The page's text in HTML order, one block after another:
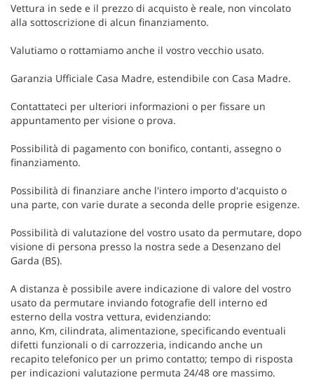
Vettura in sede e il prezzo di acquisto è reale, non vincolato
alla sottoscrizione di alcun finanziamento.
Valutiamo o rottamiamo anche il vostro vecchio usato.
Garanzia Ufficiale Casa Madre, estendibile con Casa Madre.
Contattateci per ulteriori informazioni o per fissare un
appuntamento per visione o prova.
Possibilità di pagamento con bonifico, contanti, assegno o
finanziamento.
Possibilità di finanziare anche l'intero importo d'acquisto o
una parte, con varie durate a seconda delle proprie esigenze.
Possibilità di valutazione del vostro usato da permutare, dopo
visione di persona presso la nostra sede a Desenzano del
Garda (BS).
A distanza è possibile avere indicazione di valore del vostro
usato da permutare inviando fotografie dell interno ed
esterno della vostra vettura, evidenziando:
anno, Km, cilindrata, alimentazione, specificando eventuali
difetti funzionali o di carrozzeria, indicando anche un
recapito telefonico per un primo contatto; tempo di risposta
per indicazioni valutazione permuta 24/48 ore massimo.